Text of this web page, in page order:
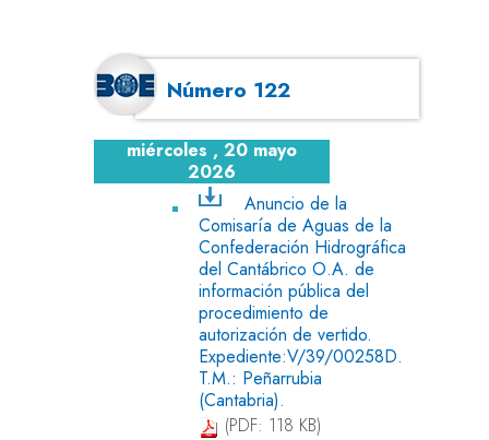
Número 122
miércoles , 20 mayo
2026
Anuncio de la
Comisaría de Aguas de la
Confederación Hidrográfica
del Cantábrico O.A. de
información pública del
procedimiento de
autorización de vertido.
Expediente:V/39/00258D.
T.M.: Peñarrubia
(Cantabria).
(PDF: 118 KB)